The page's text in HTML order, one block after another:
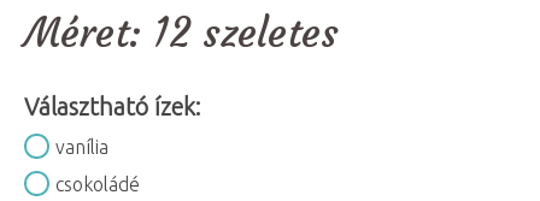
Méret: 12 szeletes
Választható ízek:
vanília
csokoládé